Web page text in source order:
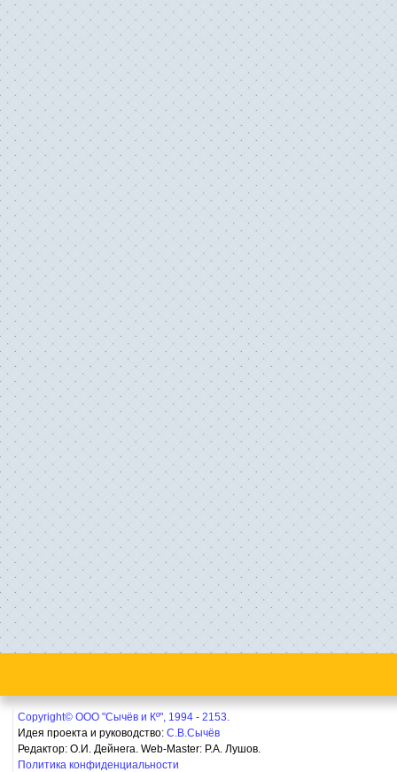
Copyright© ООО "Сычёв и Кº", 1994 - 2153.
Идея проекта и руководство: С.В.Сычёв
Редактор: О.И. Дейнега. Web-Master: Р.А. Лушов.
Политика конфиденциальности